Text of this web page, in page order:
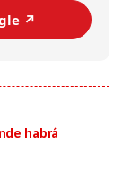
↗️
habrá